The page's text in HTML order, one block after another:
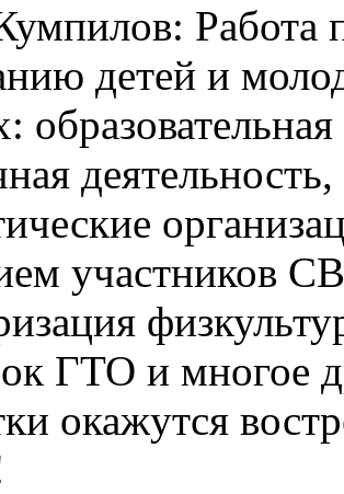
Работа
детей и
участников
ГТО и многое
окажутся